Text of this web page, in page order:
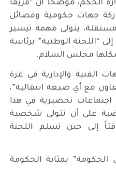
الحكم، موضحاً أن “فريقاً
جهات حكومية وفصائل
يتولى مهمة تيسير
“اللجنة الوطنية” برئاسة
مجلس السلام.
الفنية والإدارية في غزة
مع أي صيغة انتقالية”،
تحضيرية في هذا
على أن تتولى شخصية
إلى حين تسلم اللجنة
بمثابة الحكومة